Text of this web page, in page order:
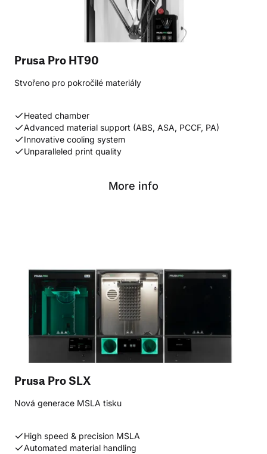
Prusa Pro HT90
Stvořeno pro pokročilé materiály
Heated chamber
Advanced material support (ABS, ASA, PCCF, PA)
Innovative cooling system
Unparalleled print quality
More info
Prusa Pro SLX
Nová generace MSLA tisku
High speed & precision MSLA
Automated material handling